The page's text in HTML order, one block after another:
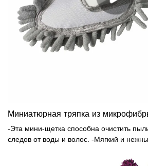
Миниатюрная тряпка из
-Эта мини-щетка способна очистить
следов от воды и волос. -Мягкий и
хорошо собирает пыль, может